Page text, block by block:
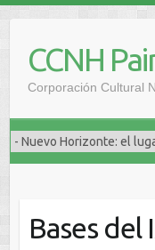
contenidoCCNH
Corporación Cultural
Bases del